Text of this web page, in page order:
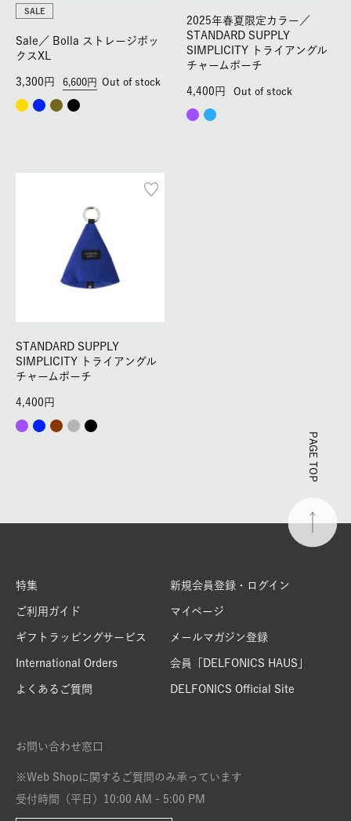
SALE
Sale／ Bolla ストレージボッ
クスXL
6,600
3,300 Out of stock
2025年春夏限定カラー／
STANDARD SUPPLY
SIMPLICITY トライアングル
チャームポーチ
4,400 Out of stock
STANDARD SUPPLY
SIMPLICITY トライアングル
チャームポーチ
4,400
PAGE TOP
特集
ご利用ガイド
ギフトラッピングサービス
International Orders
よくあるご質問
新規会員登録・ログイン
マイページ
メールマガジン登録
会員「DELFONICS HAUS」
DELFONICS Official Site
お問い合わせ窓口
※Web Shopに関するご質問のみ承っています
受付時間（平日）10:00 AM - 5:00 PM